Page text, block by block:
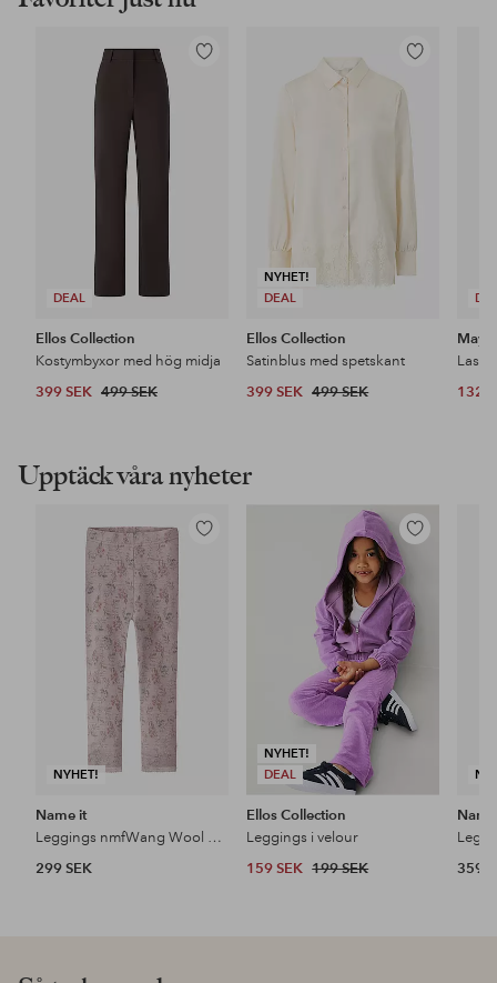
DEAL
Lägg
Ellos Collection
Kostymbyxor med hög midja
399 SEK 499 SEK
NYHET!
DEAL
Lägg
i
Ellos Collection
Satinblus med spetskant
399 SEK 499 SEK 132
Upptäck våra nyheter
NYHET!
Lägg
Name it
Leggings nmfWang Wool Needle Legging
299 SEK
NYHET!
DEAL
Lägg
till
i
favoriter
Ellos Collection
Leggings i velour
159 SEK 199 SEK
359